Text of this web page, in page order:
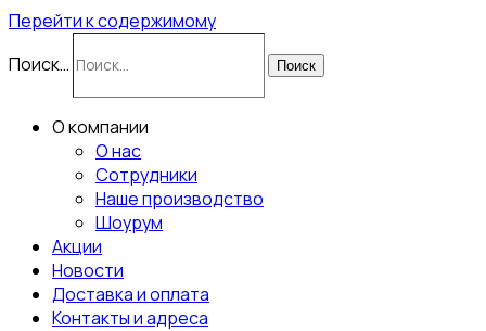
Перейти к содержимому
Поиск…
Поиск
О компании
О нас
Сотрудники
Наше производство
Шоурум
Акции
Новости
Доставка и оплата
Контакты и адреса